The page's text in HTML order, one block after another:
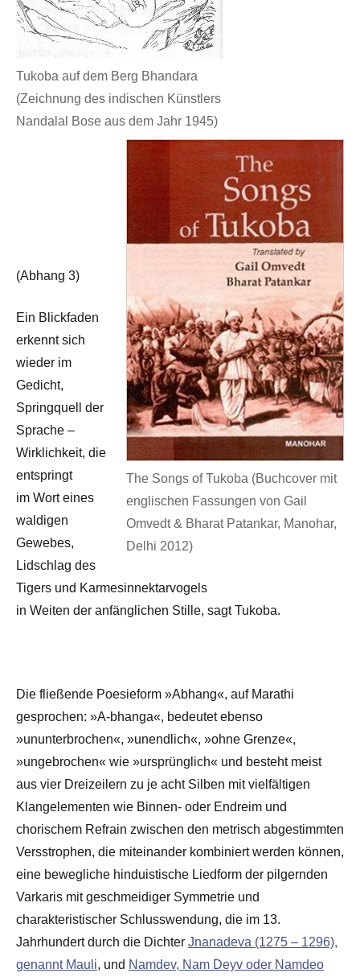
Tukoba auf dem Berg Bhandara
(Zeichnung des indischen Künstlers
Nandalal Bose aus dem Jahr 1945)
The Songs of Tukoba (Buchcover mit
englischen Fassungen von Gail
Omvedt & Bharat Patankar, Manohar,
Delhi 2012)
(Abhang 3)
Ein Blickfaden
erkennt sich
wieder im
Gedicht,
Springquell der
Sprache –
Wirklichkeit, die
entspringt
im Wort eines
waldigen
Gewebes,
Lidschlag des
Tigers und Karmesinnektarvogels
in Weiten der anfänglichen Stille, sagt Tukoba.
Die fließende Poesieform »Abhang«, auf Marathi
gesprochen: »A-bhanga«, bedeutet ebenso
»ununterbrochen«, »unendlich«, »ohne Grenze«,
»ungebrochen« wie »ursprünglich« und besteht meist
aus vier Dreizeilern zu je acht Silben mit vielfältigen
Klangelementen wie Binnen- oder Endreim und
chorischem Refrain zwischen den metrisch abgestimmten
Versstrophen, die miteinander kombiniert werden können,
eine bewegliche hinduistische Liedform der pilgernden
Varkaris mit geschmeidiger Symmetrie und
charakteristischer Schlusswendung, die im 13.
Jahrhundert durch die Dichter Jnanadeva (1275 – 1296),
genannt Mauli, und Namdev, Nam Deyv oder Namdeo